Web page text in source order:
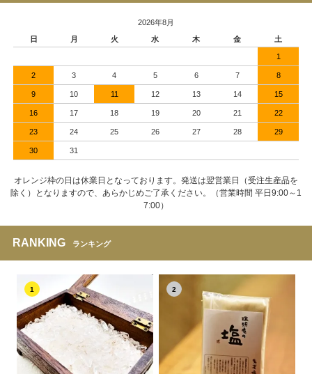
2026年8月
日
月 火 水 木 金 土
1
2 3 4 5 6 7 8
9 10 11 12 13 14 15
16 17 18 19 20 21 22
23 24 25 26 27 28 29
30 31
オレンジ枠の日は休業日となっております。発送は翌営業日（受注生産品を
除く）となりますので、あらかじめご了承ください。（営業時間 平日9:00～1
7:00）
RANKING ランキング
1 2